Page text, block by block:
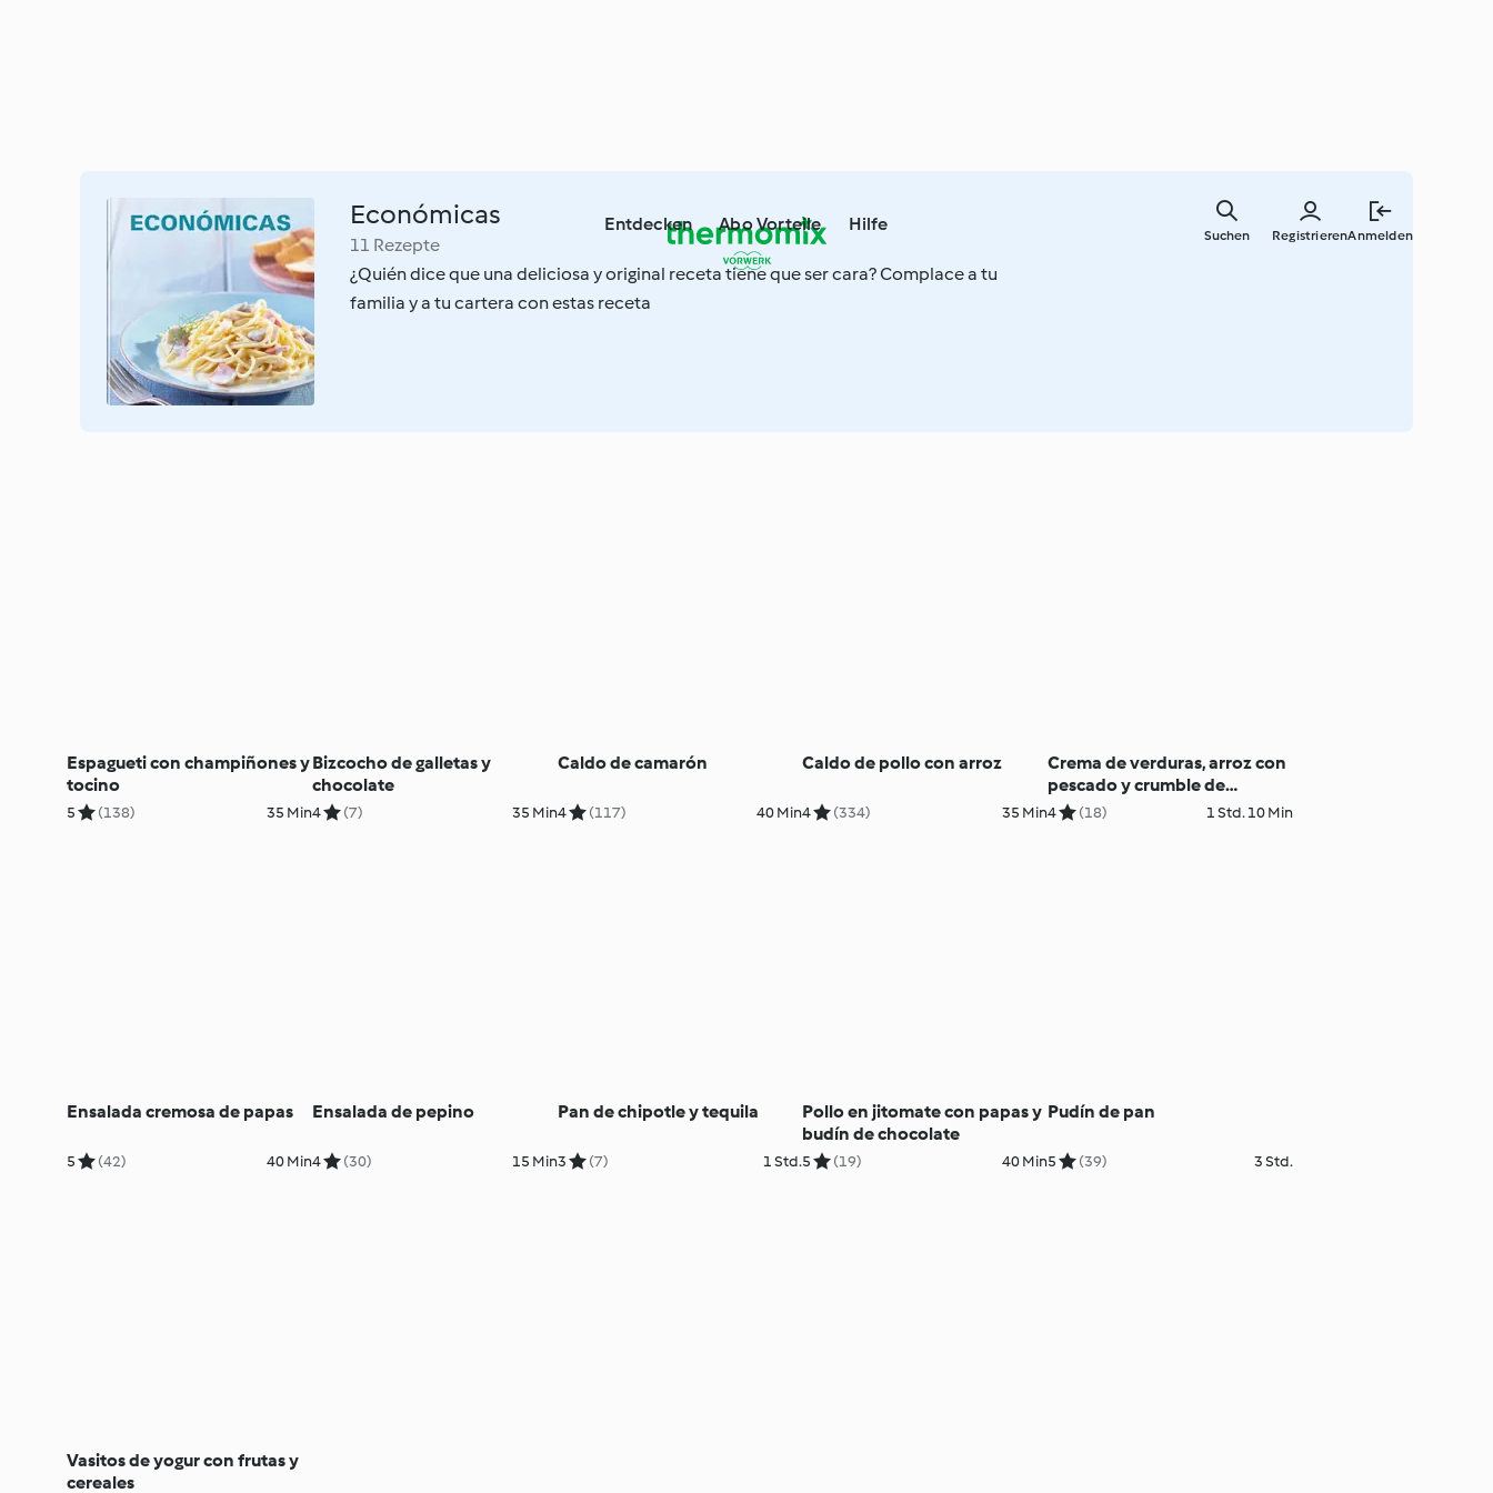
Entdecken Abo Vorteile Hilfe
RegistrierenAnmelden
Suchen
Económicas
11 Rezepte
¿Quién dice que una deliciosa y original receta tiene que ser cara? Complace a tu
familia y a tu cartera con estas receta
Espagueti con champiñones y
tocino
5 (138) 35 Min
Bizcocho de galletas y
chocolate
4 (7) 35 Min
Caldo de camarón
4 (117) 40 Min
Caldo de pollo con arroz
4 (334) 35 Min
Crema de verduras, arroz con
pescado y crumble de
manzana para dos
4 (18) 1 Std. 10 Min
Ensalada cremosa de papas
5 (42) 40 Min
Ensalada de pepino
4 (30) 15 Min
Pan de chipotle y tequila
3 (7) 1 Std.
Pollo en jitomate con papas y
budín de chocolate
5 (19) 40 Min
Pudín de pan
5 (39) 3 Std.
Vasitos de yogur con frutas y
cereales